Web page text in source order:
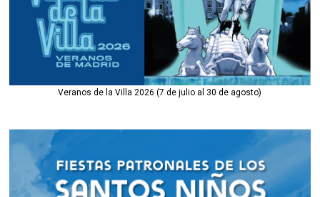
Veranos de la Villa 2026 (7 de julio al 30 de agosto)